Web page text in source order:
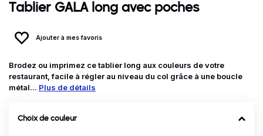
Tablier GALA long avec poches
Ajouter à mes favoris
Brodez ou imprimez ce tablier long aux couleurs de votre
restaurant, facile à régler au niveau du col grâce à une boucle
métal... Plus de détails
Choix de couleur